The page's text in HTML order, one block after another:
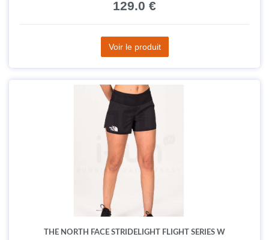
129.0 €
Voir le produit
THE NORTH FACE STRIDELIGHT FLIGHT SERIES W